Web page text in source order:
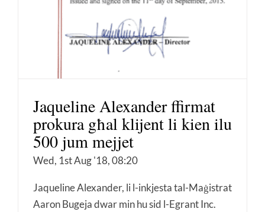
Jaqueline Alexander ffirmat
prokura għal klijent li kien ilu
500 jum mejjet
Wed, 1st Aug '18, 08:20
Jaqueline Alexander, li l-inkjesta tal-Maġistrat
Aaron Bugeja dwar min hu sid l-Egrant Inc.